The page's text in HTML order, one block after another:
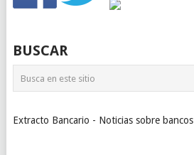
BUSCAR
Extracto Bancario - Noticias sobre bancos